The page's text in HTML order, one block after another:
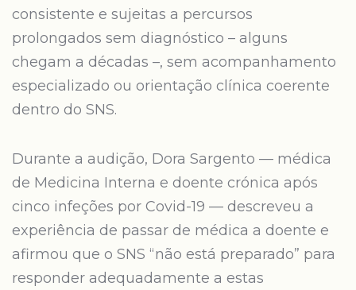
consistente e sujeitas a percursos
prolongados sem diagnóstico – alguns
chegam a décadas –, sem acompanhamento
especializado ou orientação clínica coerente
dentro do SNS.
Durante a audição, Dora Sargento — médica
de Medicina Interna e doente crónica após
cinco infeções por Covid-19 — descreveu a
experiência de passar de médica a doente e
afirmou que o SNS “não está preparado” para
responder adequadamente a estas